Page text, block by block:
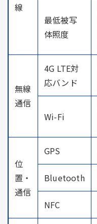
線
最低被写
体照度
無線
通信
4G LTE対
応バンド
Wi-Fi
位
置・
通信
GPS
Bluetooth
NFC